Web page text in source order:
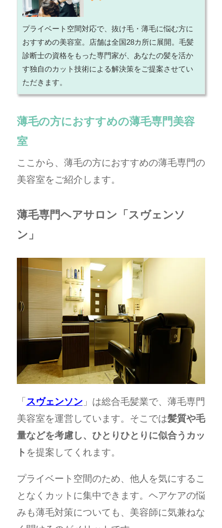
プライベート空間対応で、抜け毛・薄毛に悩む方に
おすすめの美容室。店舗は全国28カ所に展開。毛髪
診断士の資格をもった専門家が、あなたの髪を活か
す独自のカット技術による解決策をご提案させてい
ただきます。
薄毛の方におすすめの薄毛専門美容
室
ここから、薄毛の方におすすめの薄毛専門の
美容室をご紹介します。
薄毛専門ヘアサロン「スヴェンソ
ン」
「スヴェンソン」は総合毛髪業で、薄毛専門
美容室を運営しています。そこでは髪質や毛
量などを考慮し、ひとりひとりに似合うカッ
ト を提案してくれます。
プライベート空間のため、他人を気にするこ
となくカットに集中できます。ヘアケアの悩
みも薄毛対策についても、美容師に気兼ねな